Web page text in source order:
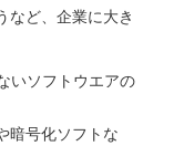
など、企業に大き
いソフトウエアの
暗号化ソフトな